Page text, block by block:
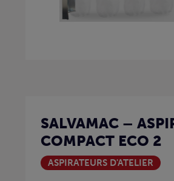
SALVAMAC –
COMPACT ECO 2
ASPIRATEURS D'ATELIER